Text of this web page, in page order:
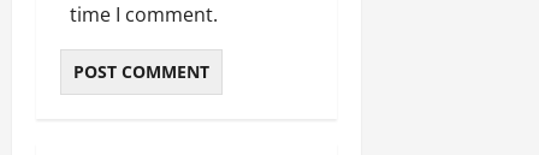
time I comment.